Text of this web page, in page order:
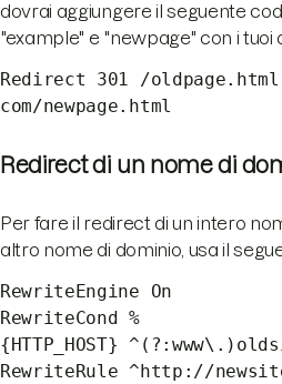
dovrai aggiungere il seguente
"example" e "newpage" con i tuoi
Redirect 301 /
com/newpage.html
Redirect di un nome di
Per fare il redirect di un intero
altro nome di dominio, usa il
RewriteEngine On
RewriteCond %
{HTTP_HOST}
RewriteRule ^http://